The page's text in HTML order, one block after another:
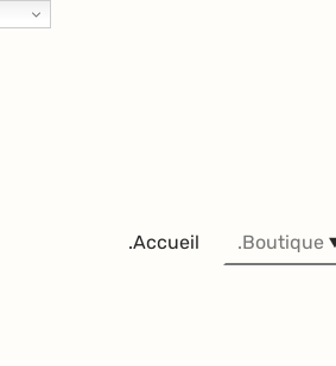
.Accueil .Boutique